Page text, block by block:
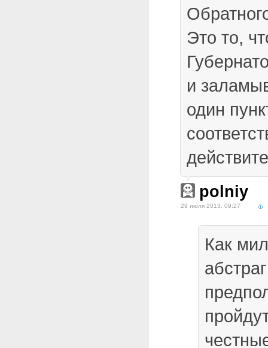
Это то,
и
один
polniy
29 июля 2013, 09:27
Как